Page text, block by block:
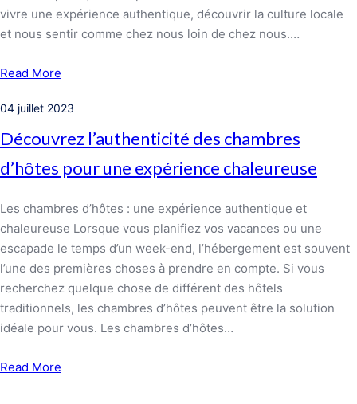
vivre une expérience authentique, découvrir la culture locale
et nous sentir comme chez nous loin de chez nous.…
Read More
04 juillet 2023
Découvrez l’authenticité des chambres
d’hôtes pour une expérience chaleureuse
Les chambres d’hôtes : une expérience authentique et
chaleureuse Lorsque vous planifiez vos vacances ou une
escapade le temps d’un week-end, l’hébergement est souvent
l’une des premières choses à prendre en compte. Si vous
recherchez quelque chose de différent des hôtels
traditionnels, les chambres d’hôtes peuvent être la solution
idéale pour vous. Les chambres d’hôtes…
Read More